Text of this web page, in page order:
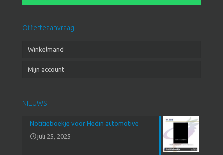
Offerteaanvraag
Winkelmand
Mijn account
NIEUWS
Notitieboekje voor Hedin automotive
juli 25, 2025